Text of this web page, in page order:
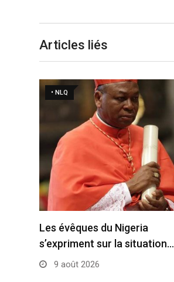
Articles liés
• NLQ
Les évêques du Nigeria
s’expriment sur la situation…
9 août 2026